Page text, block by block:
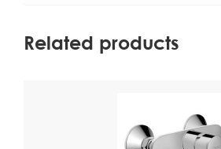
Related products